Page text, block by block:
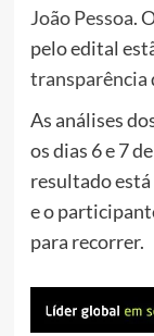
João Pessoa.
pelo edital
transparência
As análises
os dias 6 e 7
resultado está
e o
para recorrer.